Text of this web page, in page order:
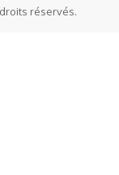
réservés.